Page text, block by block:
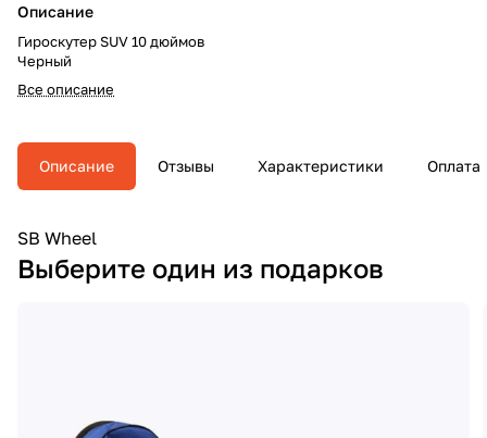
Описание
Гироскутер SUV 10 дюймов
Черный
Все описание
Описание Отзывы Характеристики Оплата
SB Wheel
Выберите один из подарков